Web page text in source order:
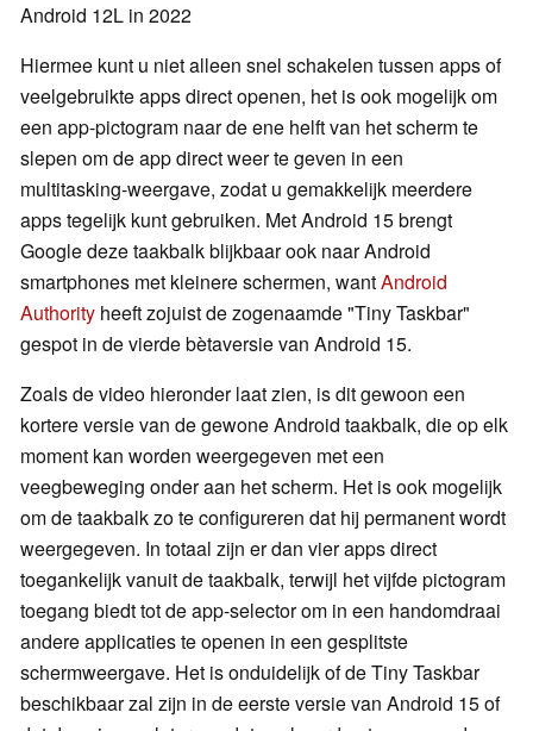
Android 12L in 2022
Hiermee kunt u niet alleen snel schakelen tussen apps of
veelgebruikte apps direct openen, het is ook mogelijk om
een app-pictogram naar de ene helft van het scherm te
slepen om de app direct weer te geven in een
multitasking-weergave, zodat u gemakkelijk meerdere
apps tegelijk kunt gebruiken. Met Android 15 brengt
Google deze taakbalk blijkbaar ook naar Android
smartphones met kleinere schermen, wantAndroid
Authority heeft zojuist de zogenaamde "Tiny Taskbar"
gespot in de vierde bètaversie van Android 15.
Zoals de video hieronder laat zien, is dit gewoon een
kortere versie van de gewone Android taakbalk, die op elk
moment kan worden weergegeven met een
veegbeweging onder aan het scherm. Het is ook mogelijk
om de taakbalk zo te configureren dat hij permanent wordt
weergegeven. In totaal zijn er dan vier apps direct
toegankelijk vanuit de taakbalk, terwijl het vijfde pictogram
toegang biedt tot de app-selector om in een handomdraai
andere applicaties te openen in een gesplitste
schermweergave. Het is onduidelijk of de Tiny Taskbar
beschikbaar zal zijn in de eerste versie van Android 15 of